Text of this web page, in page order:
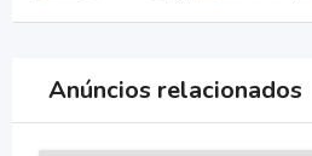
Anúncios relacionados